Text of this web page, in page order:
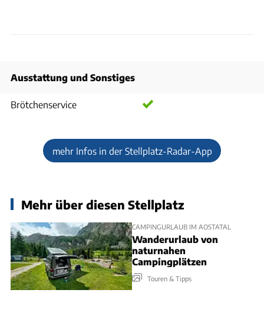
Ausstattung und Sonstiges
Brötchenservice
mehr Infos in der Stellplatz-Radar-App
Mehr über diesen Stellplatz
CAMPINGURLAUB IM AOSTATAL
Wanderurlaub von
naturnahen
Campingplätzen
Touren & Tipps